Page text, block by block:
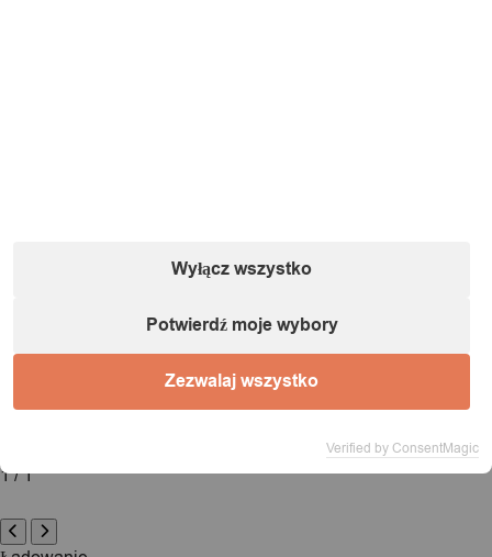
z dyrektywą GPSR):
IT&IMPORT Kajetan Sikorski |Adres:
03-140 Warszawa |NIP:5242759671 |REGON:146686599 |
powiadomienia@itimport.pl
1 / 1
Wyłącz wszystko
Potwierdź moje wybory
Zezwalaj wszystko
Verified by ConsentMagic